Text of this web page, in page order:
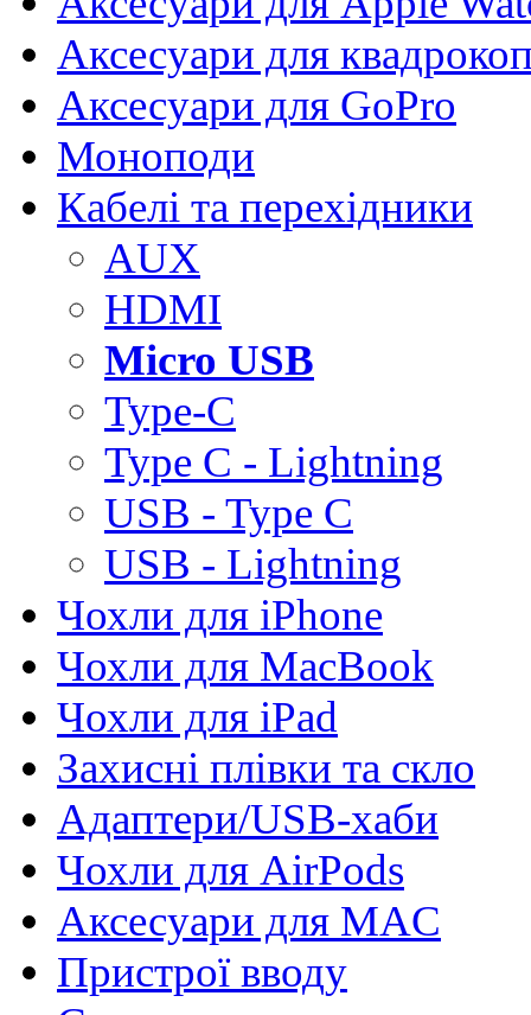
Аксесуари для
Аксесуари для GoPro
Моноподи
Кабелі та перехідники
AUX
HDMI
Micro USB
Type-C
Type C - Lightning
USB - Type C
USB - Lightning
Чохли для iPhone
Чохли для MacBook
Чохли для iPad
Захисні плівки та скло
Адаптери/USB-хаби
Чохли для AirPods
Аксесуари для MAC
Пристрої вводу